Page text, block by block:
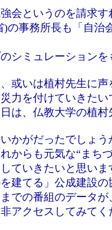
会というのを請求
)の事務所長も「自治
のシミュレーション
或いは植村先生に
力を付けていきたい
は、仏教大学の植
かがだったでしょう
からも元気な“まち
ていきたいと思いま
建てる」公成建設
での番組のデータ
アクセスしてみてく